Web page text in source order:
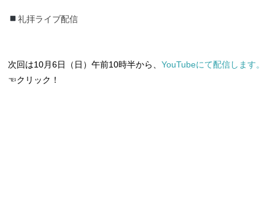
礼拝ライブ配信
次回は10月6日（日）午前10時半から、YouTubeにて配信します。
☜クリック！